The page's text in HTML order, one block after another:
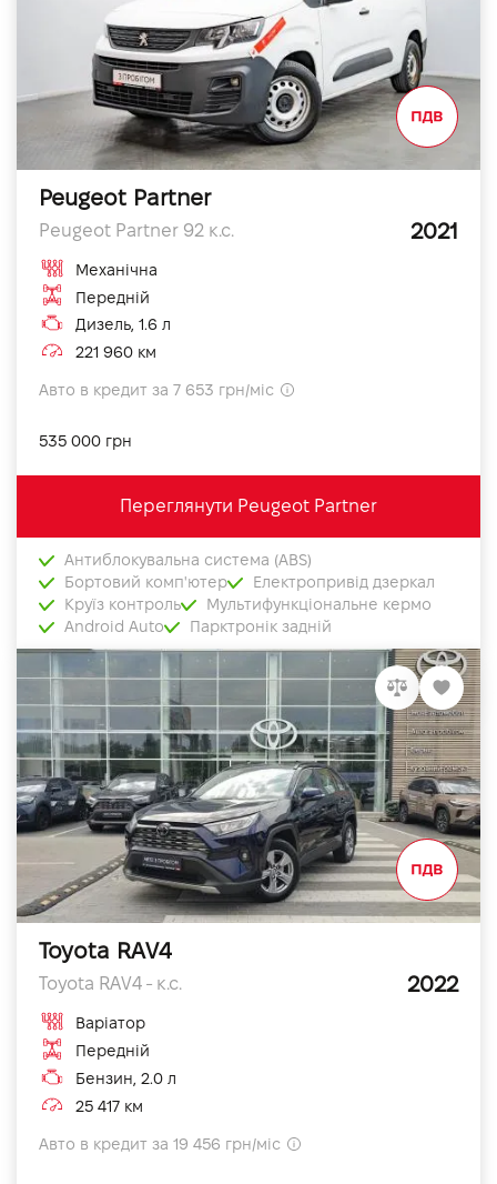
Peugeot Partner
Peugeot Partner 92 к.с. 2021
Механічна
Передній
Дизель, 1.6 л
221 960 км
Авто в кредит за 7 653 грн/міс
535 000 грн
Переглянути Peugeot Partner
Антиблокувальна система (ABS)
Бортовий комп'ютер
Електропривід дзеркал
Круїз контроль
Мультифункціональне кермо
Android Auto
Парктронік задній
Toyota RAV4
Toyota RAV4 - к.с. 2022
Варіатор
Передній
Бензин, 2.0 л
25 417 км
Авто в кредит за 19 456 грн/міс